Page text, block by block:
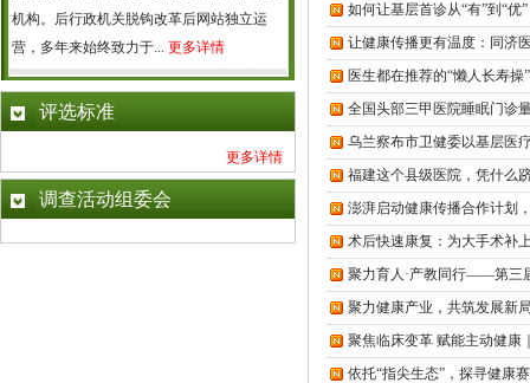
机构。后行政机关脱钩改革后网站独立运
营，多年来始终致力于... 更多详情
评选标准
更多详情
调查活动组委会
如何让基层首诊从“有”到“优
让健康传播更有温度：同济
医生都在推荐的“懒人长寿
全国头部三甲医院睡眠门诊
乌兰察布市卫健委以基层医
福建这个县级医院，凭什么
澎湃启动健康传播合作计划
术后快速康复：为大手术补
聚力育人·产教同行——第三
聚力健康产业，共筑发展新
聚焦临床变革 赋能主动健康
依托“指尖生态”，探寻健康